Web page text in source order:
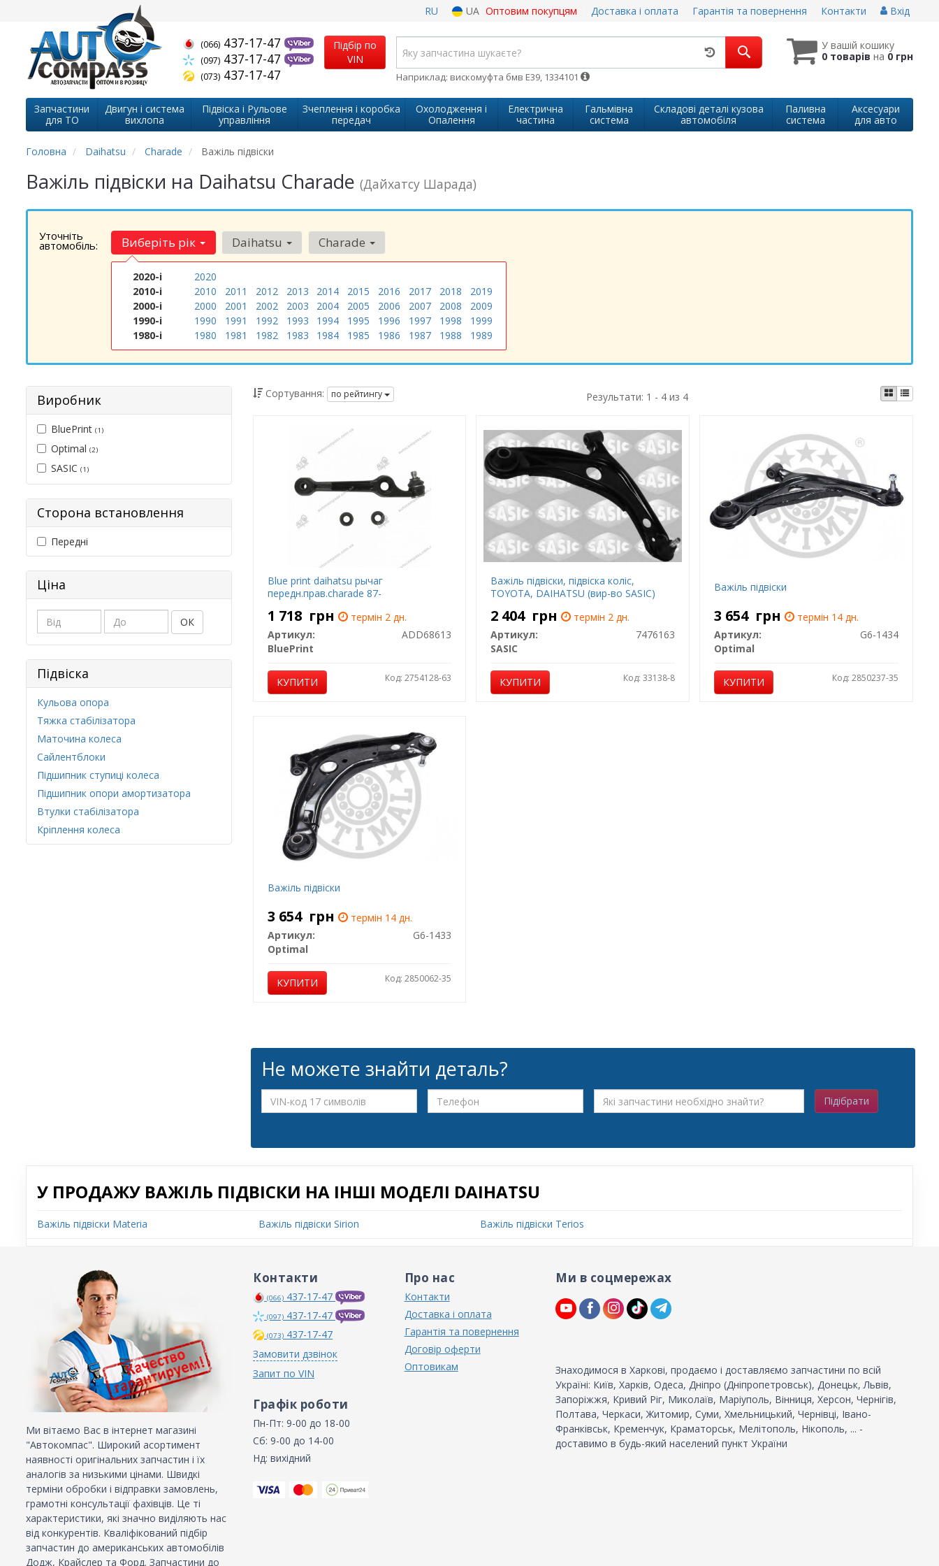
RU UA Оптовим покупцям Доставка і оплата Гарантія та повернення Контакти Вхід
(066) 437-17-47
(097) 437-17-47
(073) 437-17-47
Підбір по
VIN
У вашій кошику
0 товарів на 0 грн
Наприклад: вискомуфта бмв Е39, 1334101
Запчастини
для ТО
Двигун і система
вихлопа
Підвіска і Рульове
управління
Зчеплення і коробка
передач
Охолодження і
Опалення
Електрична
частина
Гальмівна
система
Складові деталі кузова
автомобіля
Паливна
система
Аксесуари
для авто
Головна Daihatsu Charade Важіль підвіски
Важіль підвіски на Daihatsu Charade (Дайхатсу Шарада)
Уточніть
автомобіль: Виберіть рік
2020-і
2020
2010-і
2010 2011 2012 2013 2014 2015 2016 2017 2018
2019
2000-і
2000 2001 2002 2003 2004 2005 2006 2007 2008
2009
1990-і
1990 1991 1992 1993 1994 1995 1996 1997 1998
1999
1980-і
1980 1981 1982 1983 1984 1985 1986 1987 1988 1989
Daihatsu Charade
Виробник
BluePrint (1)
Optimal (2)
SASIC (1)
Сторона встановлення
Передні
Ціна
ОК
Підвіска
Кульова опора
Тяжка стабілізатора
Маточина колеса
Сайлентблоки
Підшипник ступиці колеса
Підшипник опори амортизатора
Втулки стабілізатора
Кріплення колеса
Сортування: по рейтингу Результати: 1 - 4 из 4
Blue print daihatsu рычаг
передн.прав.charade 87-
1 718 грн
термін 2 дн.
Артикул:
ADD68613
BluePrint
КУПИТИ Код: 2754128-63
Важіль підвіски, підвіска коліс,
TOYOTA, DAIHATSU (вир-во SASIC)
2 404 грн
термін 2 дн.
Артикул:
7476163
SASIC
КУПИТИ Код: 33138-8
Важіль підвіски
3 654 грн
термін 14 дн.
Артикул:
G6-1434
Optimal
КУПИТИ Код: 2850237-35
Важіль підвіски
3 654 грн
термін 14 дн.
Артикул:
G6-1433
Optimal
КУПИТИ Код: 2850062-35
Не можете знайти деталь?
Підібрати
У ПРОДАЖУ ВАЖІЛЬ ПІДВІСКИ НА ІНШІ МОДЕЛІ DAIHATSU
Важіль підвіски Materia Важіль підвіски Sirion Важіль підвіски Terios
Ми вітаємо Вас в інтернет магазині
"Автокомпас". Широкий асортимент
наявності оригінальних запчастин і їх
аналогів за низькими цінами. Швидкі
терміни обробки і відправки замовлень,
грамотні консультації фахівців. Це ті
характеристики, які значно виділяють нас
від конкурентів. Кваліфікований підбір
запчастин до американських автомобілів
Додж, Крайслер та Форд. Запчастини до
Контакти
(066) 437-17-47
(097) 437-17-47
(073) 437-17-47
Замовити дзвінок
Запит по VIN
Графік роботи
Пн-Пт: 9-00 до 18-00
Сб: 9-00 до 14-00
Нд: вихідний
Про нас
Контакти
Доставка і оплата
Гарантія та повернення
Договір оферти
Оптовикам
Ми в соцмережах
Знаходимося в Харкові, продаємо і доставляємо запчастини по всій
Україні: Київ, Харків, Одеса, Дніпро (Дніпропетровськ), Донецьк, Львів,
Запоріжжя, Кривий Ріг, Миколаїв, Маріуполь, Вінниця, Херсон, Чернігів,
Полтава, Черкаси, Житомир, Суми, Хмельницький, Чернівці, Івано-
Франківськ, Кременчук, Краматорськ, Мелітополь, Нікополь, ... -
доставимо в будь-який населений пункт України